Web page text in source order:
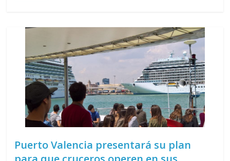
Puerto Valencia presentará su plan